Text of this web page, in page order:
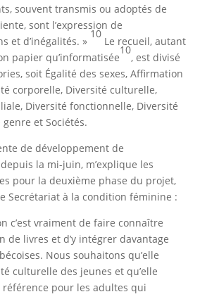
souvent transmis ou adoptés de
sont l’expression de
et d’inégalités. »
10
Le recueil, autant
papier qu’informatisée
10
, est divisé
soit Égalité des sexes, Affirmation
corporelle, Diversité culturelle,
Diversité fonctionnelle, Diversité
et Sociétés.
de développement de
la mi-juin, m’explique les
pour la deuxième phase du projet,
Secrétariat à la condition féminine :
c’est vraiment de faire connaître
de livres et d’y intégrer davantage
Nous souhaitons qu’elle
culturelle des jeunes et qu’elle
pour les adultes qui